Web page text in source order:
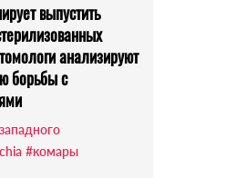
выпустить
анализируют
борьбы с
#комары